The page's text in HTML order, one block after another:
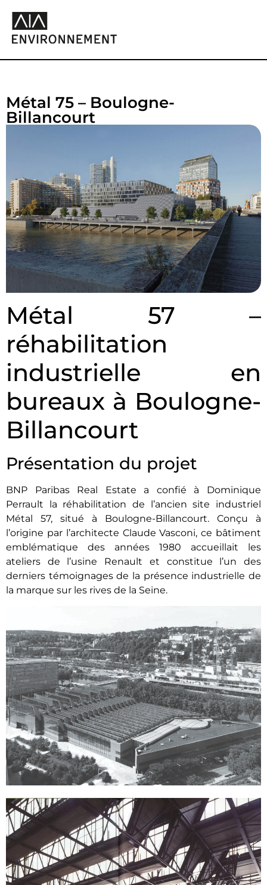
Métal 75 – Boulogne-
Billancourt
Métal 57 –
réhabilitation
industrielle en
bureaux à Boulogne-
Billancourt
Présentation du projet
BNP Paribas Real Estate a confié à Dominique
Perrault la réhabilitation de l’ancien site industriel
Métal 57, situé à Boulogne-Billancourt. Conçu à
l’origine par l’architecte Claude Vasconi, ce bâtiment
emblématique des années 1980 accueillait les
ateliers de l’usine Renault et constitue l’un des
derniers témoignages de la présence industrielle de
la marque sur les rives de la Seine.